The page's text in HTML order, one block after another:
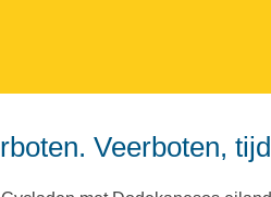
Veerboten,